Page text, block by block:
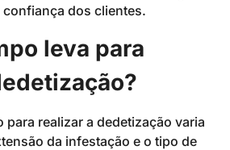
confiança dos clientes.
leva para
para realizar a dedetização varia
da infestação e o tipo de